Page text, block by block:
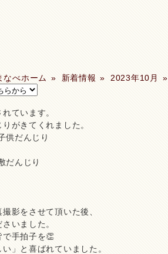
なべホーム » 新着情報 » 2023年10月 »
ています。
がきてくれました。
だんじり
んじり
影をさせて頂いた後、
いました。
手拍子を👏
い」と喜ばれていました。